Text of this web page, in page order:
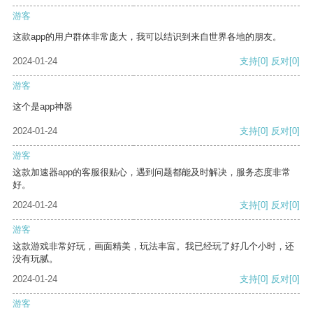
游客
这款app的用户群体非常庞大，我可以结识到来自世界各地的朋友。
2024-01-24 支持[0] 反对[0]
游客
这个是app神器
2024-01-24 支持[0] 反对[0]
游客
这款加速器app的客服很贴心，遇到问题都能及时解决，服务态度非常
好。
2024-01-24
支持[0] 反对[0]
游客
这款游戏非常好玩，画面精美，玩法丰富。我已经玩了好几个小时，还
没有玩腻。
2024-01-24
支持[0] 反对[0]
游客